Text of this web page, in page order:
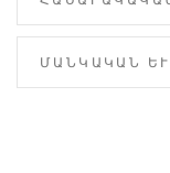
ՄԱՆԿԱԿԱՆ